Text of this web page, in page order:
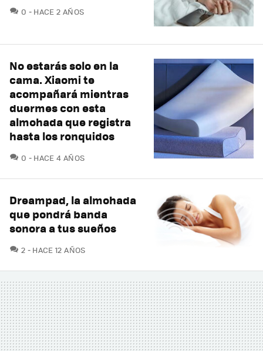
0 COMENTARIOS
HACE 2 AÑOS
No estarás solo en la
cama. Xiaomi te
acompañará mientras
duermes con esta
almohada que registra
hasta los ronquidos
0 COMENTARIOS
HACE 4 AÑOS
Dreampad, la almohada
que pondrá banda
sonora a tus sueños
2 COMENTARIOS
HACE 12 AÑOS